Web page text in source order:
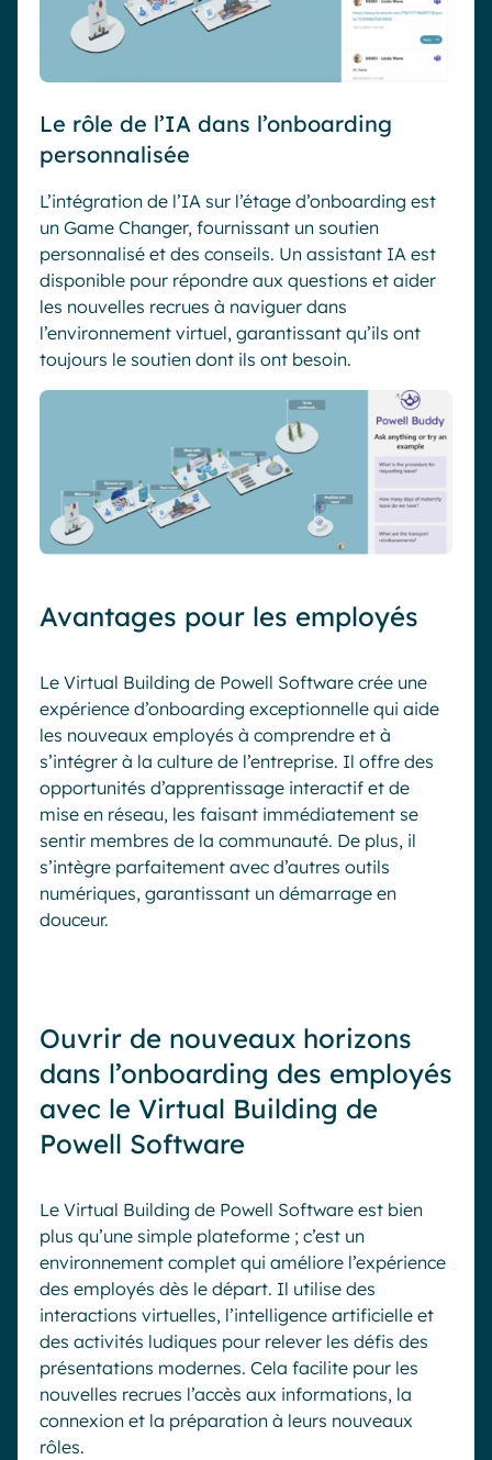
Le rôle de l’IA dans l’onboarding
personnalisée
L’intégration de l’IA sur l’étage d’onboarding est
un Game Changer, fournissant un soutien
personnalisé et des conseils. Un assistant IA est
disponible pour répondre aux questions et aider
les nouvelles recrues à naviguer dans
l’environnement virtuel, garantissant qu’ils ont
toujours le soutien dont ils ont besoin.
Avantages pour les employés
Le Virtual Building de Powell Software crée une
expérience d’onboarding exceptionnelle qui aide
les nouveaux employés à comprendre et à
s’intégrer à la culture de l’entreprise. Il offre des
opportunités d’apprentissage interactif et de
mise en réseau, les faisant immédiatement se
sentir membres de la communauté. De plus, il
s’intègre parfaitement avec d’autres outils
numériques, garantissant un démarrage en
douceur.
Ouvrir de nouveaux horizons
dans l’onboarding des employés
avec le Virtual Building de
Powell Software
Le Virtual Building de Powell Software est bien
plus qu’une simple plateforme ; c’est un
environnement complet qui améliore l’expérience
des employés dès le départ. Il utilise des
interactions virtuelles, l’intelligence artificielle et
des activités ludiques pour relever les défis des
présentations modernes. Cela facilite pour les
nouvelles recrues l’accès aux informations, la
connexion et la préparation à leurs nouveaux
rôles.